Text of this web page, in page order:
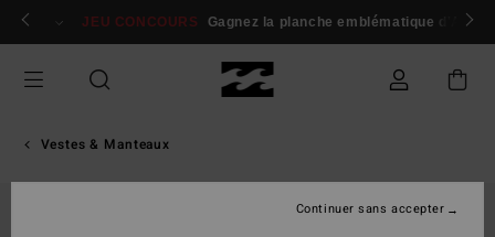
Passer
Se connecter / s'inscrire
JEU CONCOURS Gagnez la planche emblématique d'Andy
Vestes & Manteaux
Continuer sans accepter